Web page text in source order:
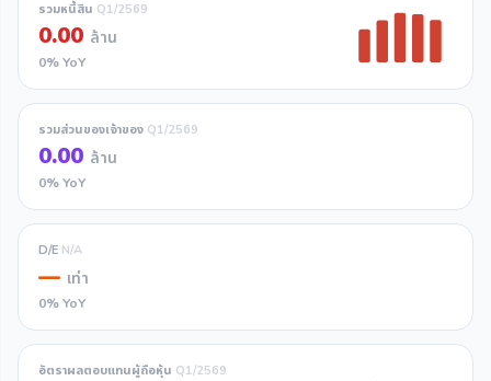
รวมหนี้สิน Q1/2569
0.00 ล้าน
0% YoY
รวมส่วนของเจ้าของ Q1/2569
0.00 ล้าน
0% YoY
D/E N/A
— เท่า
0% YoY
อัตราผลตอบแทนผู้ถือหุ้น Q1/2569